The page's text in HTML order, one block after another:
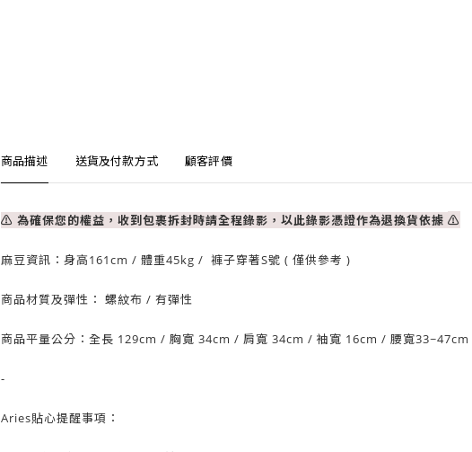
商品描述 送貨及付款方式 顧客評價
⚠ 為確保您的權益，收到包裹拆封時請全程錄影，以此錄影憑證作為退換貨依據 ⚠
麻豆資訊： 身高161cm / 體重45kg / 褲子穿著S號 ( 僅供參考 )
商品材質及彈性： 螺紋布 / 有彈性
商品平量公分：全長 129cm / 胸寬 34cm / 肩寬 34cm / 袖寬 16cm / 腰寬33~47cm
-
Aries貼心提醒事項：